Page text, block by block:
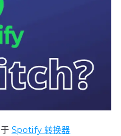
Spotify 转换器